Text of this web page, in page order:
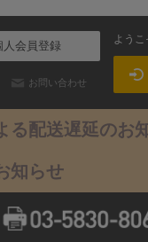
人会員登録
お問い合わせ
ようこ
る配送遅延のお
知らせ